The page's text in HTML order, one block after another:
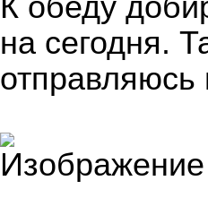
К обеду
на сегодня.